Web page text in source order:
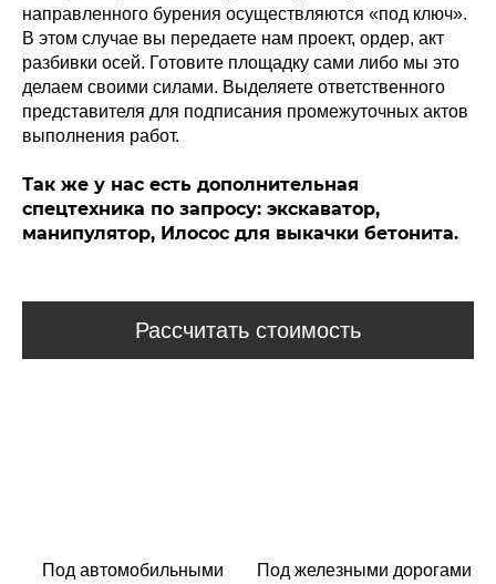
направленного бурения осуществляются «под ключ».
В этом случае вы передаете нам проект, ордер, акт
разбивки осей. Готовите площадку сами либо мы это
делаем своими силами. Выделяете ответственного
представителя для подписания промежуточных актов
выполнения работ.
Так же у нас есть дополнительная
спецтехника по запросу: экскаватор,
манипулятор, Илосос для выкачки бетонита.
Рассчитать стоимость
Под автомобильными
Под железными дорогами